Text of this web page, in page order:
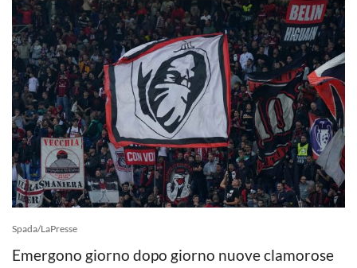
Spada/LaPresse
Emergono giorno dopo giorno nuove clamorose